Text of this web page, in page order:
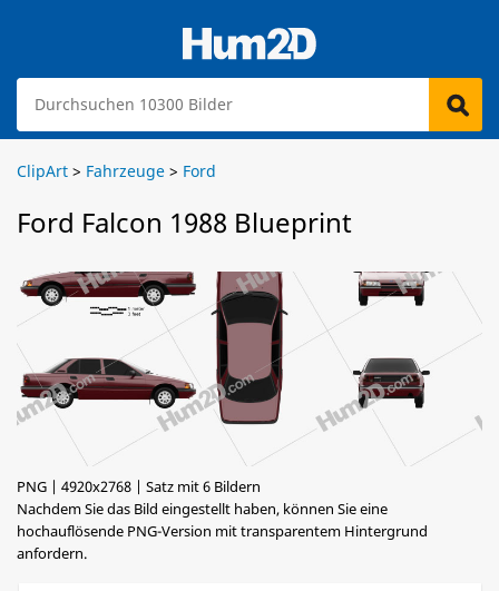
ClipArt > Fahrzeuge > Ford
Ford Falcon 1988 Blueprint
PNG | 4920x2768 | Satz mit 6 Bildern
Nachdem Sie das Bild eingestellt haben, können Sie eine
hochauflösende PNG-Version mit transparentem Hintergrund
anfordern.